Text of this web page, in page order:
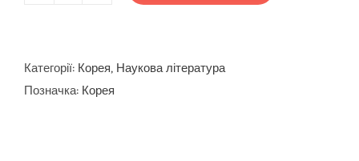
західних
авторів
Категорії: Корея, Наукова література
Позначка: Корея